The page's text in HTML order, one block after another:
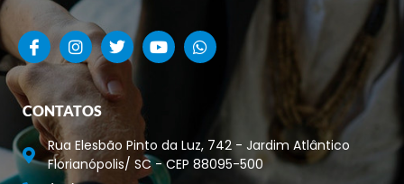
CONTATOS
Rua Elesbão Pinto da Luz, 742 - Jardim Atlântico
Florianópolis/ SC - CEP 88095-500